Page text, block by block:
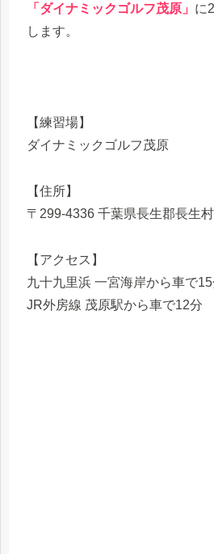
「ダイナミックゴルフ茂原」 に
します。
【練習場】
ダイナミックゴルフ茂原
【住所】
〒299-4336 千葉県長生郡長生
【アクセス】
九十九里浜 一宮海岸から車で15
JR外房線 茂原駅から車で12分